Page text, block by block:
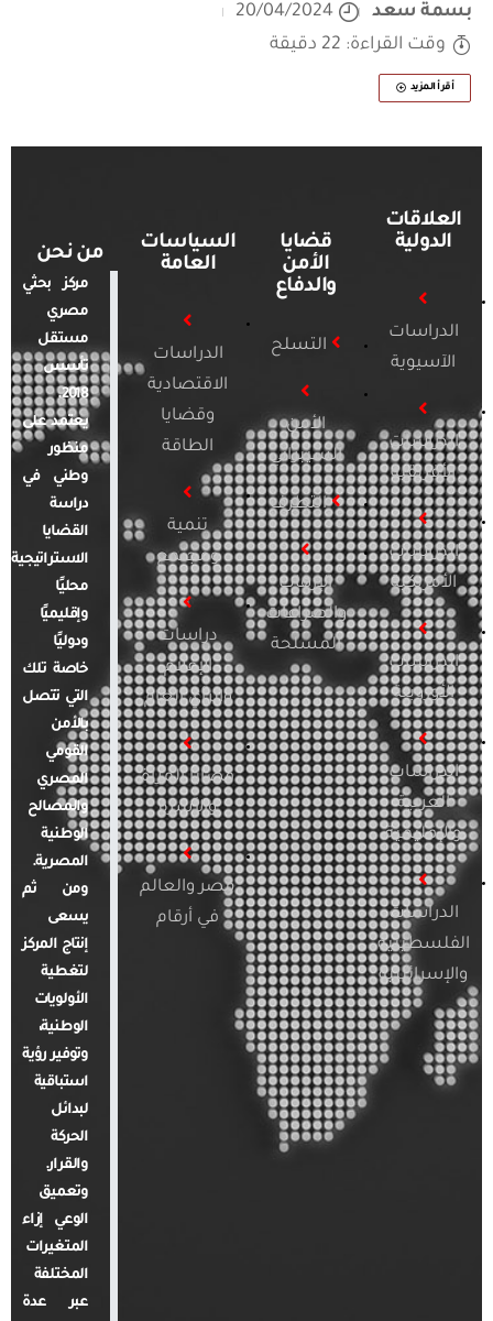
بسمة سعد
20/04/2024
وقت القراءة: 22 دقيقة
أقرأ المزيد
العلاقات
الدولية
الدراسات
الآسيوية
الدراسات
الأفريقية
الدراسات
الأمريكية
الدراسات
الأوروبية
الدراسات
العربية
والإقليمية
الدراسات
الفلسطينية
والإسرائيلية
قضايا
الأمن
والدفاع
التسلح
الأمن
السيبراني
التطرف
الإرهاب
والصراعات
المسلحة
السياسات
العامة
الدراسات
الاقتصادية
وقضايا
الطاقة
تنمية
ومجتمع
دراسات
الإعلام
والرأي العام
قضايا المرأة
والأسرة
مصر والعالم
في أرقام
من نحن
مركز بحثي
مصري
مستقل
تأسس
2018.
يعتمد على
منظور
وطني في
دراسة
القضايا
الاستراتيجية
محليًا
وإقليميًا
ودوليًا
خاصة تلك
التي تتصل
بالأمن
القومي
المصري
والمصالح
الوطنية
المصرية.
ومن ثم
يسعى
إنتاج المركز
لتغطية
الأولويات
الوطنية،
وتوفير رؤية
استباقية
لبدائل
الحركة
والقرار.
وتعميق
الوعي إزاء
المتغيرات
المختلفة
عبر عدة